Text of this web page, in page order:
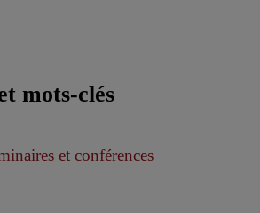
mots-clés
et conférences